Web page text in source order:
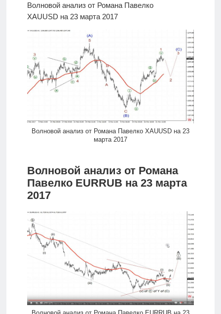
Волновой анализ от Романа Павелко
XAUUSD на 23 марта 2017
Волновой анализ от Романа Павелко XAUUSD на 23
марта 2017
Волновой анализ от Романа
Павелко EURRUB на 23 марта
2017